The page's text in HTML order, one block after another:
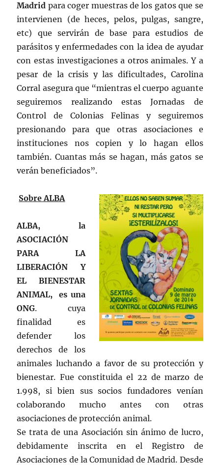
Madrid para coger muestras de los gatos que se
intervienen (de heces, pelos, pulgas, sangre,
etc) que servirán de base para estudios de
parásitos y enfermedades con la idea de ayudar
con estas investigaciones a otros animales. Y a
pesar de la crisis y las dificultades, Carolina
Corral asegura que “mientras el cuerpo aguante
seguiremos realizando estas Jornadas de
Control de Colonias Felinas y seguiremos
presionando para que otras asociaciones e
instituciones nos copien y lo hagan ellos
también. Cuantas más se hagan, más gatos se
verán beneficiados”.
Sobre ALBA
ALBA, la
ASOCIACIÓN
PARA LA
LIBERACIÓN Y
EL BIENESTAR
ANIMAL, es una
ONG. cuya
finalidad es
defender los
derechos de los
animales luchando a favor de su protección y
bienestar. Fue constituida el 22 de marzo de
1.998, si bien sus socios fundadores venían
colaborando mucho antes con otras
asociaciones de protección animal.
Se trata de una Asociación sin ánimo de lucro,
debidamente inscrita en el Registro de
Asociaciones de la Comunidad de Madrid. Desde